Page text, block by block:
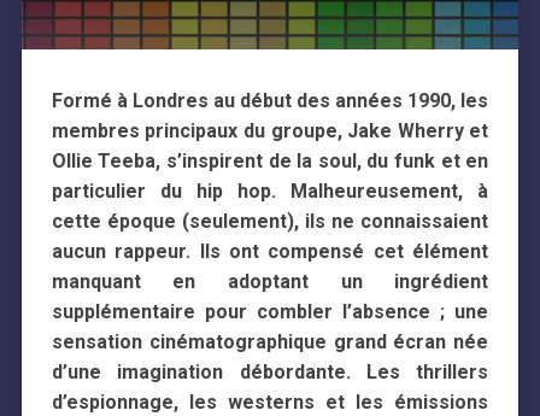
Formé à Londres au début des années 1990, les
membres principaux du groupe, Jake Wherry et
Ollie Teeba, s’inspirent de la soul, du funk et en
particulier du hip hop. Malheureusement, à
cette époque (seulement), ils ne connaissaient
aucun rappeur. Ils ont compensé cet élément
manquant en adoptant un ingrédient
supplémentaire pour combler l’absence ; une
sensation cinématographique grand écran née
d’une imagination débordante. Les thrillers
d’espionnage, les westerns et les émissions